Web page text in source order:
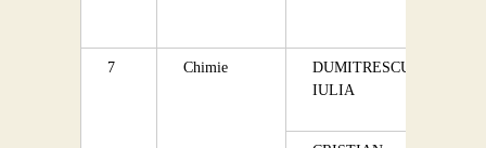
7 Chimie
DUMITRESCU
IULIA